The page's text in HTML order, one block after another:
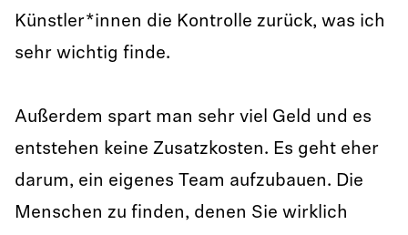
Künstler*innen die Kontrolle zurück, was ich
sehr wichtig finde.
Außerdem spart man sehr viel Geld und es
entstehen keine Zusatzkosten. Es geht eher
darum, ein eigenes Team aufzubauen. Die
Menschen zu finden, denen Sie wirklich